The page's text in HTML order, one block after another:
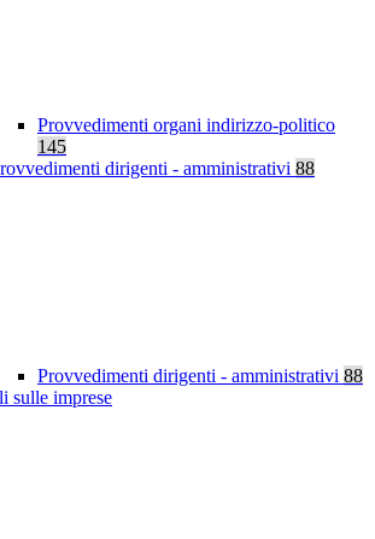
Provvedimenti organi indirizzo-politico
145
dirigenti - amministrativi 88
Provvedimenti dirigenti - amministrativi 88
sulle imprese